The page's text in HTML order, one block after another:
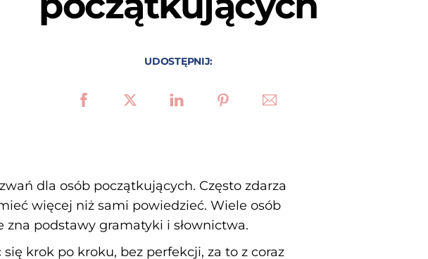
UDOSTĘPNIJ:
dla osób początkujących. Często zdarza
więcej niż sami powiedzieć. Wiele osób
podstawy gramatyki i słownictwa.
krok po kroku, bez perfekcji, za to z coraz